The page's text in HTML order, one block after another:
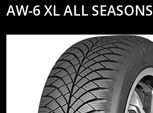
AW-6 XL ALL SEASONS